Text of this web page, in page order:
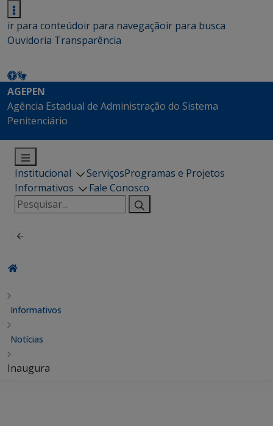
ir para conteúdoir para navegaçãoir para busca
Ouvidoria Transparência
AGEPEN
Agência Estadual de Administração do Sistema
Penitenciário
Institucional ServiçosProgramas e Projetos
Informativos
Fale Conosco
Pesquisar
por:
Informativos
Notícias
Inaugura